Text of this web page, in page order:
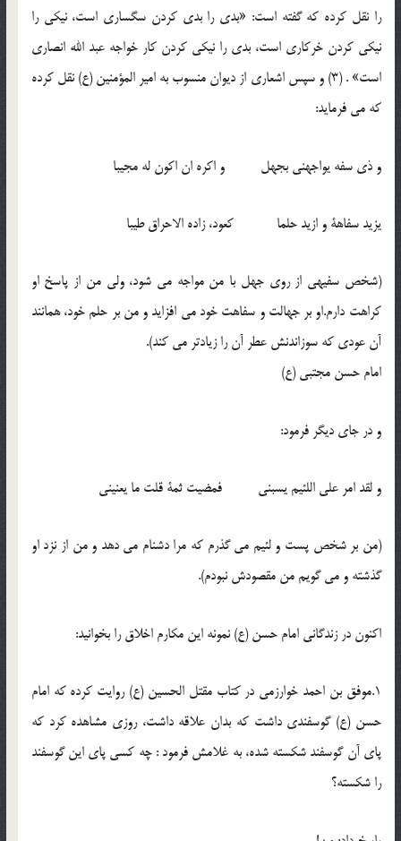
را نقل کرده که گفته است: «بدی را بدی کردن سگساری است، نیکی را
نیکی کردن خرکاری است، بدی را نیکی کردن کار خواجه عبد الله انصاری
است» . (3) و سپس اشعاری از دیوان منسوب به امیر المؤمنین (ع) نقل کرده
که می فرماید:
و ذی سفه یواجهنی بجهل و اکره ان اکون له مجیبا
یزید سفاهة و ازید حلما کعود، زاده الاحراق طیبا
(شخص سفیهی از روی جهل با من مواجه می شود، ولی من از پاسخ او
کراهت دارم.او بر جهالت و سفاهت خود می افزاید و من بر حلم خود، همانند
آن عودی که سوزاندنش عطر آن را زیادتر می کند).
امام حسن مجتبی (ع)
و در جای دیگر فرمود:
و لقد امر علی اللئیم یسبنی فمضیت ثمة قلت ما یعنینی
(من بر شخص پست و لئیم می گذرم که مرا دشنام می دهد و من از نزد او
گذشته و می گویم من مقصودش نبودم).
اکنون در زندگانی امام حسن (ع) نمونه این مکارم اخلاق را بخوانید:
1.موفق بن احمد خوارزمی در کتاب مقتل الحسین (ع) روایت کرده که امام
حسن (ع) گوسفندی داشت که بدان علاقه داشت، روزی مشاهده کرد که
پای آن گوسفند شکسته شده، به غلامش فرمود : چه کسی پای این گوسفند
را شکسته؟